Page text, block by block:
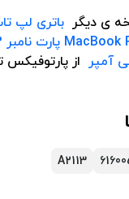
ی دیگر
از پارتوفیکس
A2113